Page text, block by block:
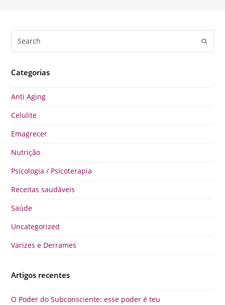
Categorias
Anti Aging
Celulite
Emagrecer
Nutrição
Psicologia / Psicoterapia
Receitas saudáveis
Saúde
Uncategorized
Varizes e Derrames
Artigos recentes
O Poder do Subconsciente: esse poder é teu